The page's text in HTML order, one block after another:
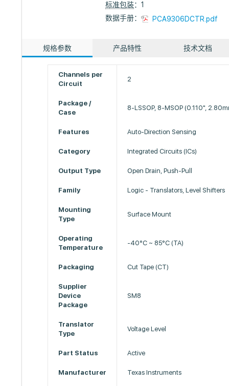
标准包装：1
数据手册：
PCA9306DCTR.pdf
规格参数 产品特性 技术文档
Channels per
Circuit
2
Package /
Case
8-LSSOP, 8-MSOP (0.110",
Features Auto-Direction Sensing
Category Integrated Circuits (ICs)
Output Type Open Drain, Push-Pull
Family Logic - Translators, Level Shifters
Mounting
Type
Surface Mount
Operating
Temperature
-40°C ~ 85°C (TA)
Packaging Cut Tape (CT)
Supplier
Device
Package
SM8
Translator
Type
Voltage Level
Part Status Active
Manufacturer Texas Instruments